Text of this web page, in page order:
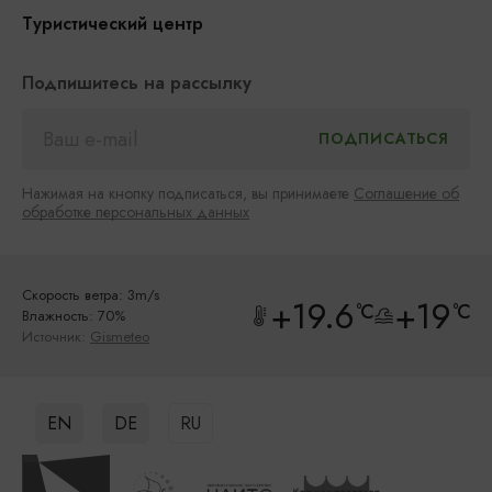
Туристический центр
Подпишитесь на рассылку
Нажимая на кнопку подписаться, вы принимаете Соглашение об
обработке персональных данных
Скорость ветра: 3m/s
Влажность: 70%
Источник: Gismeteo +19.6°C +19°C
EN DE RU